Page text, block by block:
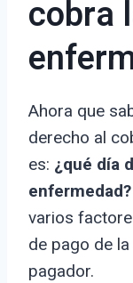
cobra
Ahora que
derecho al
es: ¿qué día
enfermedad?
varios
de pago de
pagador.